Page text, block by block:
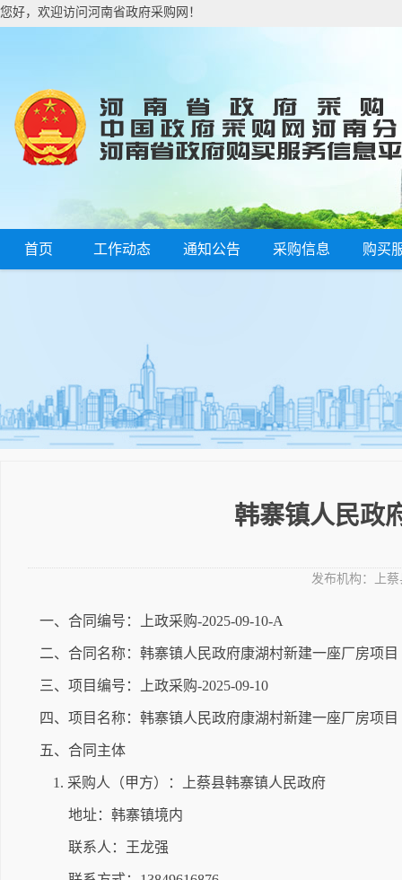
您好，欢迎访问河南省政府采购网！
首页 工作动态 通知公告 采购信息 购买
韩寨镇人民政
发布机构： 上
一、合同编号：上政采购-2025-09-10-A
二、合同名称：韩寨镇人民政府康湖村新建一座厂房项目
三、项目编号：上政采购-2025-09-10
四、项目名称：韩寨镇人民政府康湖村新建一座厂房项目
五、合同主体
1. 采购人（甲方）：上蔡县韩寨镇人民政府
地址：韩寨镇境内
联系人：王龙强